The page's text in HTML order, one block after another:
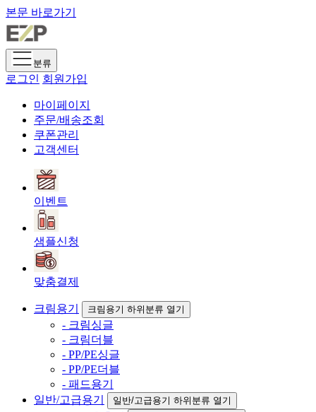
본문 바로가기
분류
로그인 회원가입
마이페이지
주문/배송조회
쿠폰관리
고객센터
이벤트
샘플신청
맞춤결제
크림용기 크림용기 하위분류 열기
- 크림싱글
- 크림더블
- PP/PE싱글
- PP/PE더블
- 패드용기
일반/고급용기
일반/고급용기 하위분류 열기